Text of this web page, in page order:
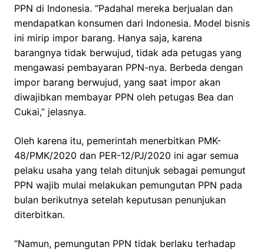
PPN di Indonesia. “Padahal mereka berjualan dan
mendapatkan konsumen dari Indonesia. Model bisnis
ini mirip impor barang. Hanya saja, karena
barangnya tidak berwujud, tidak ada petugas yang
mengawasi pembayaran PPN-nya. Berbeda dengan
impor barang berwujud, yang saat impor akan
diwajibkan membayar PPN oleh petugas Bea dan
Cukai,” jelasnya.
Oleh karena itu, pemerintah menerbitkan PMK-
48/PMK/2020 dan PER-12/PJ/2020 ini agar semua
pelaku usaha yang telah ditunjuk sebagai pemungut
PPN wajib mulai melakukan pemungutan PPN pada
bulan berikutnya setelah keputusan penunjukan
diterbitkan.
“Namun, pemungutan PPN tidak berlaku terhadap